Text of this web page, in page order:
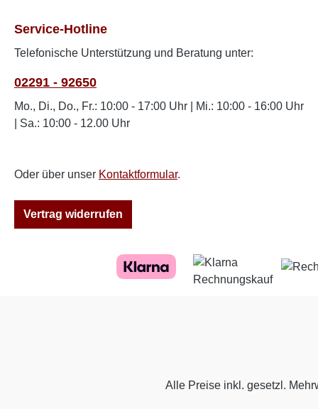
Service-Hotline
Telefonische Unterstützung und Beratung unter:
02291 - 92650
Mo., Di., Do., Fr.: 10:00 - 17:00 Uhr | Mi.: 10:00 - 16:00 Uhr
| Sa.: 10:00 - 12.00 Uhr
Oder über unser Kontaktformular.
Vertrag widerrufen
Alle Preise inkl. gesetzl.